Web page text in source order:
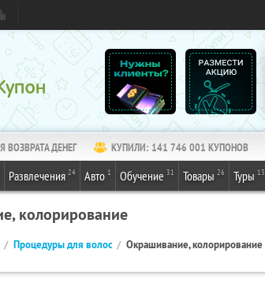
ВОЗВРАТА ДЕНЕГ КУПИЛИ: 141 746 001 КУПОНОВ
Развлечения 24 Авто 1 Обучение 31 Товары 26 Туры 13
колорирование
Процедуры для волос Окрашивание, колорирование